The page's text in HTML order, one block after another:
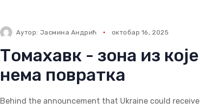
Аутор: Јасмина Андрић октобар 16, 2025
Томахавк - зона из које
нема повратка
Behind the announcement that Ukraine could receive